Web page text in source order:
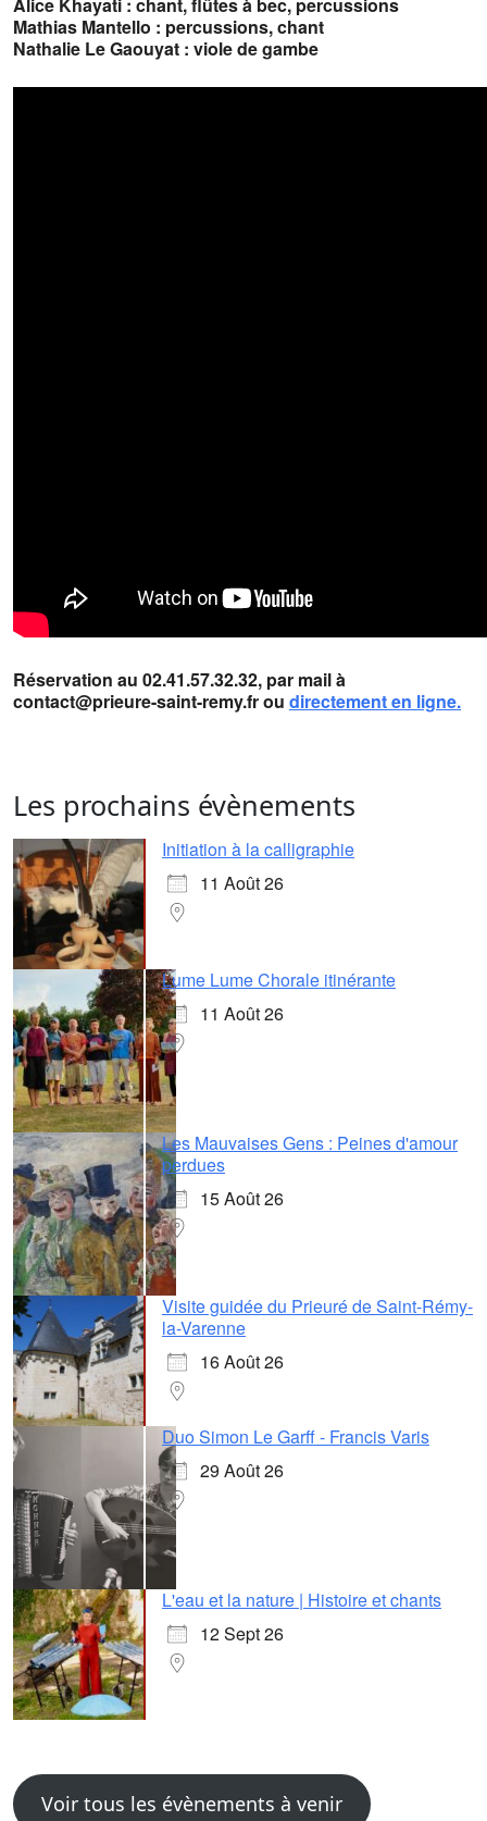
Mathias Mantello : percussions, chant
Nathalie Le Gaouyat : viole de gambe
Réservation au 02.41.57.32.32, par mail à
contact@prieure-saint-remy.fr ou directement en ligne.
Les prochains évènements
Initiation à la calligraphie
11 Août 26
Lume Lume Chorale itinérante
11 Août 26
Les Mauvaises Gens : Peines d'amour
perdues
15 Août 26
Visite guidée du Prieuré de Saint-Rémy-
la-Varenne
16 Août 26
Duo Simon Le Garff - Francis Varis
29 Août 26
L'eau et la nature | Histoire et chants
12 Sept 26
Voir tous les évènements à venir